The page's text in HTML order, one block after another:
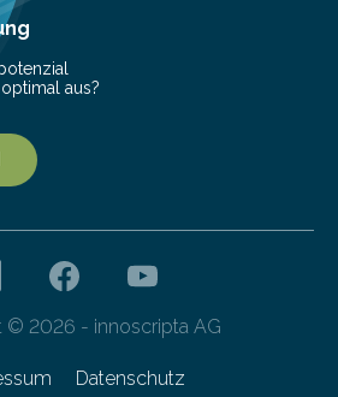
aus?
© 2026 - innoscripta AG
Datenschutz